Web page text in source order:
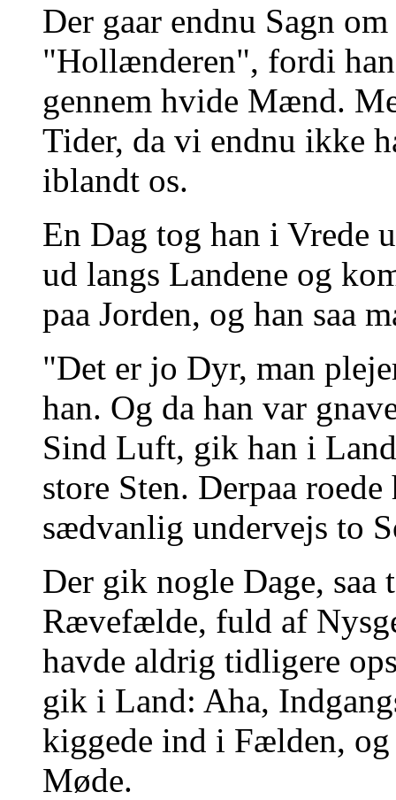
Der gaar endnu Sagn
"Hollænderen", fordi
gennem hvide Mænd.
Tider, da vi endnu ikke
iblandt os.
En Dag tog han i Vrede
ud langs Landene og
paa Jorden, og han saa
"Det er jo Dyr, man
han. Og da han var
Sind Luft, gik han i
store Sten. Derpaa
sædvanlig undervejs to
Der gik nogle Dage,
Rævefælde, fuld af
havde aldrig tidligere
gik i Land: Aha,
kiggede ind i Fælden,
Møde.